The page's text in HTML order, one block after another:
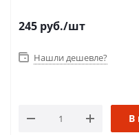
245 руб./шт
Нашли дешевле?
В